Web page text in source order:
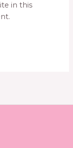
in this